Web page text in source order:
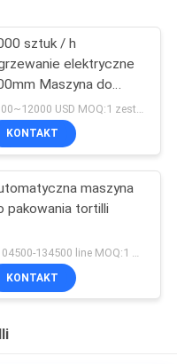
sztuk / h
elektryczne
Maszyna do
tortilli
KONTAKT
maszyna
pakowania tortilli
$104500-134500 line MOQ:1 zestaw
KONTAKT